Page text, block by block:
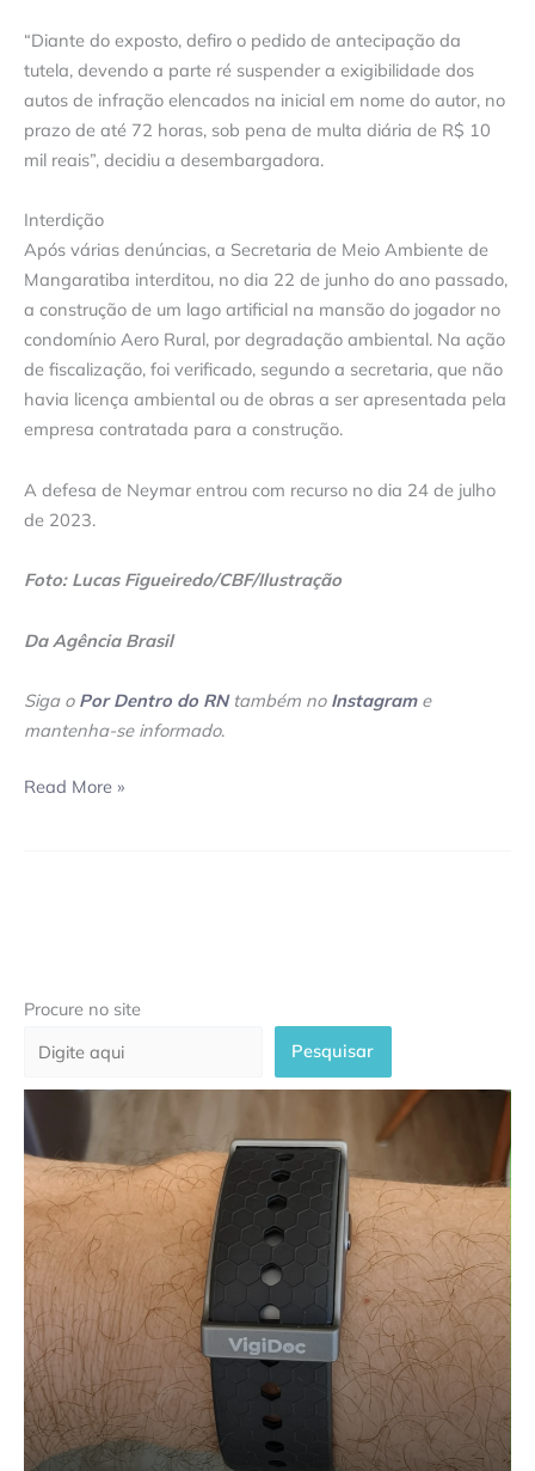
“Diante do exposto, defiro o pedido de antecipação da
tutela, devendo a parte ré suspender a exigibilidade dos
autos de infração elencados na inicial em nome do autor, no
prazo de até 72 horas, sob pena de multa diária de R$ 10
mil reais”, decidiu a desembargadora.
Interdição
Após várias denúncias, a Secretaria de Meio Ambiente de
Mangaratiba interditou, no dia 22 de junho do ano passado,
a construção de um lago artificial na mansão do jogador no
condomínio Aero Rural, por degradação ambiental. Na ação
de fiscalização, foi verificado, segundo a secretaria, que não
havia licença ambiental ou de obras a ser apresentada pela
empresa contratada para a construção.
A defesa de Neymar entrou com recurso no dia 24 de julho
de 2023.
Foto: Lucas Figueiredo/CBF/Ilustração
Da Agência Brasil
Siga o Por Dentro do RNtambém no Instagrame
mantenha-se informado.
Read More »
Procure no site
Pesquisar
Plataforma VigiDoc garante